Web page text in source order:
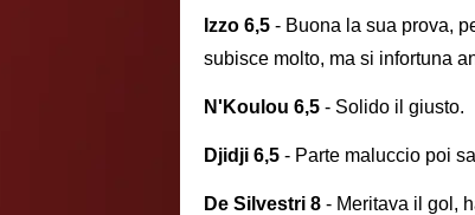
Izzo 6,5 - Buona la sua prova,
subisce molto, ma si infortuna
N'Koulou 6,5 - Solido il giusto.
Djidji 6,5 - Parte maluccio poi
De Silvestri 8 - Meritava il gol,